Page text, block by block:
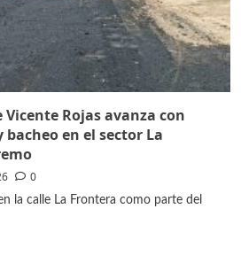
Rojas avanza con
en el sector La
0
la calle La Frontera como parte del